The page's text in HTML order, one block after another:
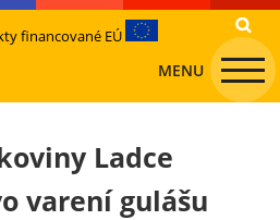
financované EÚ
MENU
Ladce
varení gulášu